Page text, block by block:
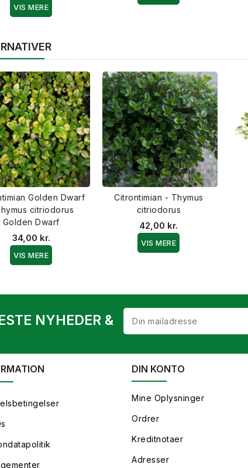
VIS MERE
Golden Dwarf
citriodorus
Golden Dwarf
34,00 kr.
VIS MERE
Citrontimian - Thymus
citriodorus
42,00 kr.
VIS MERE
NYHEDER &
DIN KONTO
Mine Oplysninger
Ordrer
Kreditnotaer
Adresser